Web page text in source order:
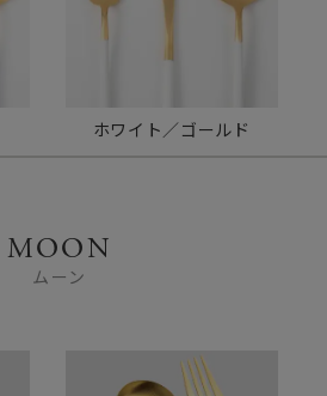
ホワイト／ゴールド
MOON
ムーン